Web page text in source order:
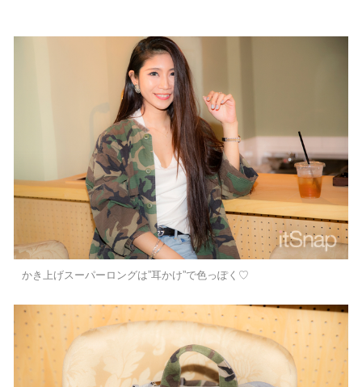
かき上げスーパーロングは”耳かけ”で色っぽく♡